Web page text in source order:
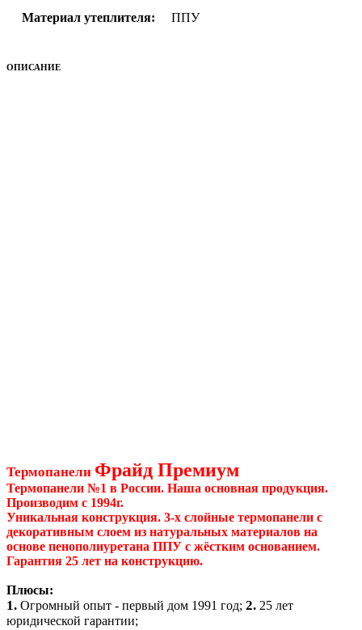
Материал утеплителя: ППУ
ОПИСАНИЕ
Термопанели Фрайд Премиум
Термопанели №1 в России. Наша основная продукция.
Производим с 1994г.
Уникальная конструкция. 3-х слойные термопанели с
декоративным слоем из натуральных материалов на
основе пенополиуретана ППУ с жёстким основанием.
Гарантия 25 лет на конструкцию.
Плюсы:
1. Огромный опыт - первый дом 1991 год; 2. 25 лет
юридической гарантии;